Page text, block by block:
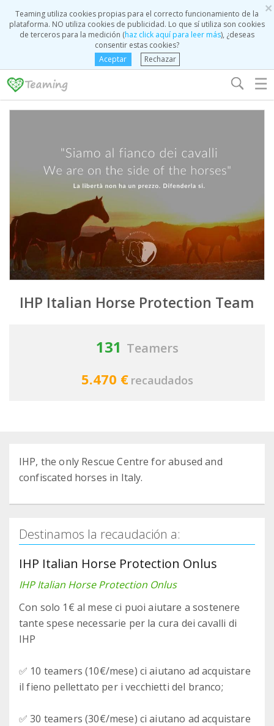
×
Teaming utiliza cookies propias para el correcto funcionamiento de la
plataforma. NO utiliza cookies de publicidad. Lo que sí utiliza son cookies
de terceros para la medición (haz click aquí para leer más), ¿deseas
consentir estas cookies?
Aceptar
Rechazar
☰
IHP Italian Horse Protection Team
131 Teamers
5.470 € recaudados
IHP, the only Rescue Centre for abused and
confiscated horses in Italy.
Destinamos la recaudación a:
IHP Italian Horse Protection Onlus
IHP Italian Horse Protection Onlus
Con solo 1€ al mese ci puoi aiutare a sostenere
tante spese necessarie per la cura dei cavalli di
IHP
✅ 10 teamers (10€/mese) ci aiutano ad acquistare
il fieno pellettato per i vecchietti del branco;
✅ 30 teamers (30€/mese) ci aiutano ad acquistare